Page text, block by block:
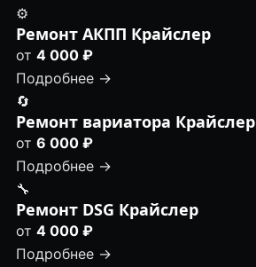
⚙️
Ремонт АКПП Крайслер
от 4 000 ₽
Подробнее →
🔄
Ремонт вариатора Крайслер
от 6 000 ₽
Подробнее →
🔧
Ремонт DSG Крайслер
от 4 000 ₽
Подробнее →